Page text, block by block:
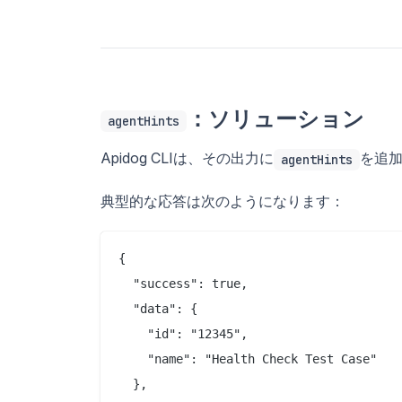
agentHints ：ソリューション
Apidog CLIは、その出力に agentHints を追
典型的な応答は次のようになります：
{
  "success": true,
  "data": {
    "id": "12345",
    "name": "Health Check Test Case"
  },